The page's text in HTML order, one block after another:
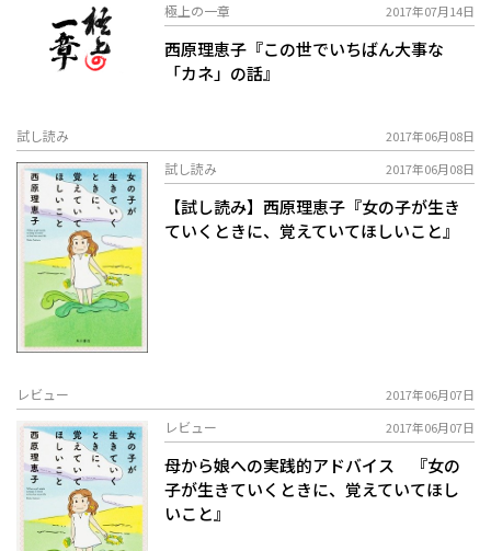
極上の一章 2017年07月14日
西原理恵子『この世でいちばん大事な
「カネ」の話』
試し読み 2017年06月08日
試し読み 2017年06月08日
【試し読み】西原理恵子『女の子が生き
ていくときに、覚えていてほしいこと』
レビュー 2017年06月07日
レビュー 2017年06月07日
母から娘への実践的アドバイス 『女の
子が生きていくときに、覚えていてほし
いこと』